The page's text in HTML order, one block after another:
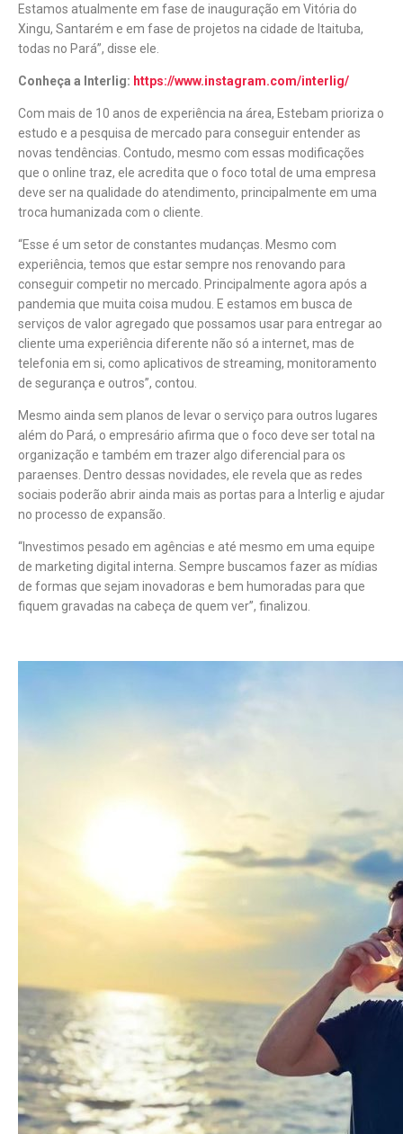
Estamos atualmente em fase de inauguração em Vitória do
Xingu, Santarém e em fase de projetos na cidade de Itaituba,
todas no Pará”, disse ele.
Conheça a Interlig: https://www.instagram.com/interlig/
Com mais de 10 anos de experiência na área, Estebam prioriza o
estudo e a pesquisa de mercado para conseguir entender as
novas tendências. Contudo, mesmo com essas modificações
que o online traz, ele acredita que o foco total de uma empresa
deve ser na qualidade do atendimento, principalmente em uma
troca humanizada com o cliente.
“Esse é um setor de constantes mudanças. Mesmo com
experiência, temos que estar sempre nos renovando para
conseguir competir no mercado. Principalmente agora após a
pandemia que muita coisa mudou. E estamos em busca de
serviços de valor agregado que possamos usar para entregar ao
cliente uma experiência diferente não só a internet, mas de
telefonia em si, como aplicativos de streaming, monitoramento
de segurança e outros”, contou.
Mesmo ainda sem planos de levar o serviço para outros lugares
além do Pará, o empresário afirma que o foco deve ser total na
organização e também em trazer algo diferencial para os
paraenses. Dentro dessas novidades, ele revela que as redes
sociais poderão abrir ainda mais as portas para a Interlig e ajudar
no processo de expansão.
“Investimos pesado em agências e até mesmo em uma equipe
de marketing digital interna. Sempre buscamos fazer as mídias
de formas que sejam inovadoras e bem humoradas para que
fiquem gravadas na cabeça de quem ver”, finalizou.